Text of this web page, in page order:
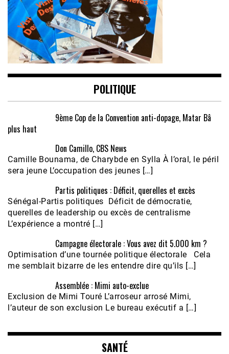
POLITIQUE
9ème Cop de la Convention anti-dopage, Matar Bâ
plus haut
Don Camillo, CBS News
Camille Bounama, de Charybde en Sylla À l’oral, le péril
sera jeune L’occupation des jeunes […]
Partis politiques : Déficit, querelles et excès
Sénégal-Partis politiques Déficit de démocratie,
querelles de leadership ou excès de centralisme
L’expérience a montré […]
Campagne électorale : Vous avez dit 5.000 km ?
Optimisation d’une tournée politique électorale Cela
me semblait bizarre de les entendre dire qu’ils […]
Assemblée : Mimi auto-exclue
Exclusion de Mimi Touré L’arroseur arrosé Mimi,
l’auteur de son exclusion Le bureau exécutif a […]
SANTÉ